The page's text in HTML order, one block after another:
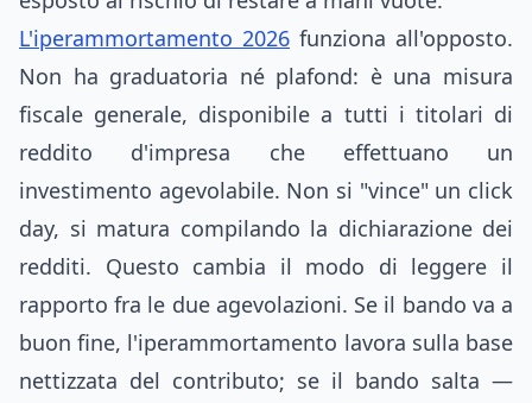
L'iperammortamento 2026 funziona all'opposto.
Non ha graduatoria né plafond: è una misura
fiscale generale, disponibile a tutti i titolari di
reddito d'impresa che effettuano un
investimento agevolabile. Non si "vince" un click
day, si matura compilando la dichiarazione dei
redditi. Questo cambia il modo di leggere il
rapporto fra le due agevolazioni. Se il bando va a
buon fine, l'iperammortamento lavora sulla base
nettizzata del contributo; se il bando salta —